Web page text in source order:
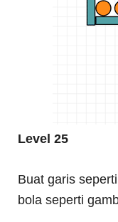
Level 25
Buat garis
bola seperti